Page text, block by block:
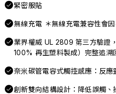
緊密服貼
無線充電 ＊無線充電兼容性會
業界權威 UL 2809 第三方驗證
100% 再生塑料製成）完整追溯
奈米碳管電容式觸控感應：反應
創新雙向結構設計：降低誤觸、